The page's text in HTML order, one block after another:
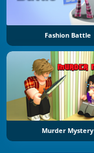
Fashion Battle
Murder Mystery